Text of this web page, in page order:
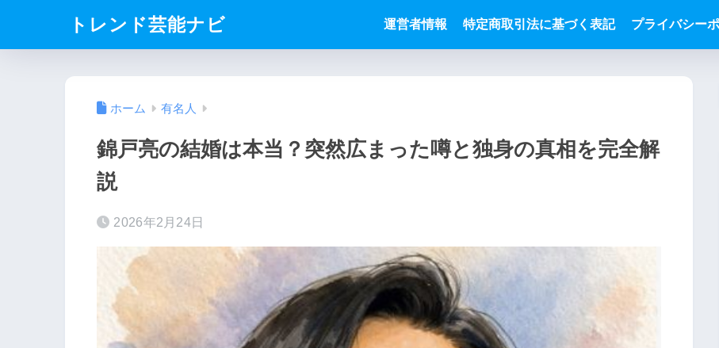
トレンド芸能ナビ 運営者情報 特定商取引法に基づく表記 プライバシー
ホーム 有名人
錦戸亮の結婚は本当？突然広まった噂と独身の真相を完全解
説
2026年2月24日